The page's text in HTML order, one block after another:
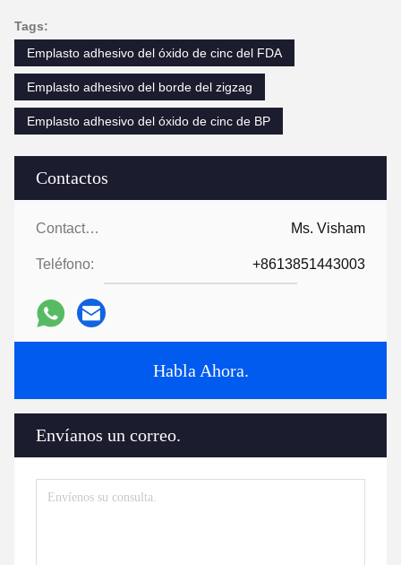
Contactos
Contactos: Ms. Visham
Teléfono: +8613851443003
Habla Ahora.
Envíanos un correo.
Tags:
Emplasto adhesivo del óxido de cinc del FDA
Emplasto adhesivo del borde del zigzag
Emplasto adhesivo del óxido de cinc de BP